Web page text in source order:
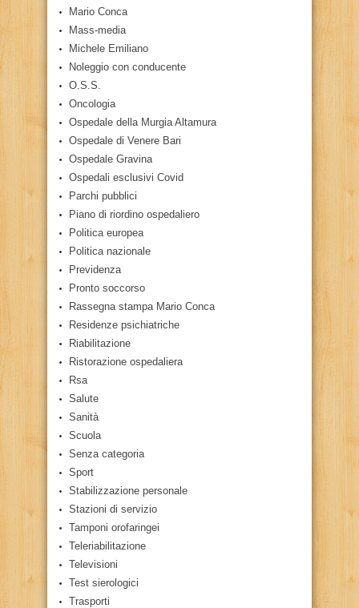
Mario Conca
Mass-media
Michele Emiliano
Noleggio con conducente
O.S.S.
Oncologia
Ospedale della Murgia Altamura
Ospedale di Venere Bari
Ospedale Gravina
Ospedali esclusivi Covid
Parchi pubblici
Piano di riordino ospedaliero
Politica europea
Politica nazionale
Previdenza
Pronto soccorso
Rassegna stampa Mario Conca
Residenze psichiatriche
Riabilitazione
Ristorazione ospedaliera
Rsa
Salute
Sanità
Scuola
Senza categoria
Sport
Stabilizzazione personale
Stazioni di servizio
Tamponi orofaringei
Teleriabilitazione
Televisioni
Test sierologici
Trasporti